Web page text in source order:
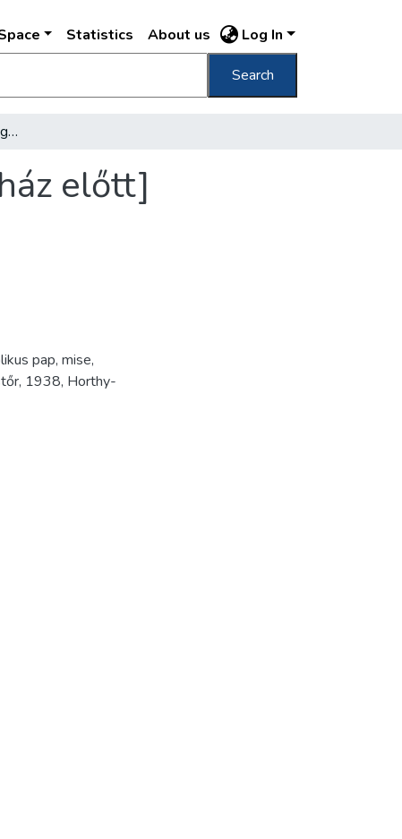
Statistics About us Log In
Search
[Szent István emlékév, nagymise az Országház előtt]
előtt]
pap, mise,
, 1938, Horthy-